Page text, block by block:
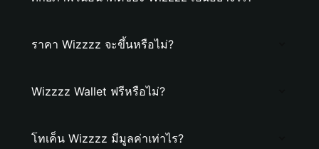
ราคา Wizzzz จะขึ้นหรือไม่?
Wizzzz Wallet ฟรีหรือไม่?
โทเค็น Wizzzz มีมูลค่าเท่าไร?